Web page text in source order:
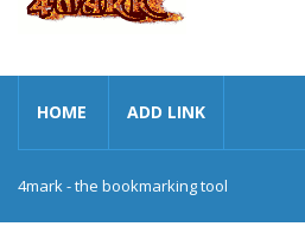
HOME ADD LINK
4mark - the bookmarking tool